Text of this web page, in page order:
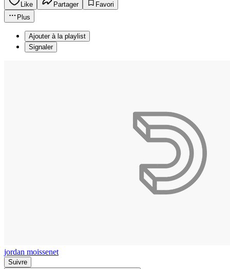
Like Partager
Favori
Plus
Ajouter à la playlist
Signaler
jordan moissenet
Suivre